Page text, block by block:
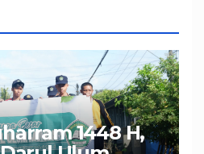
1448 H,